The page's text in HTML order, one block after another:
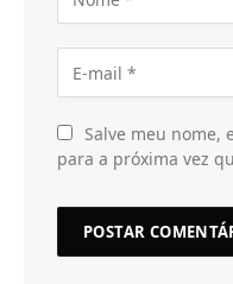
Salve meu nome,
para a próxima vez